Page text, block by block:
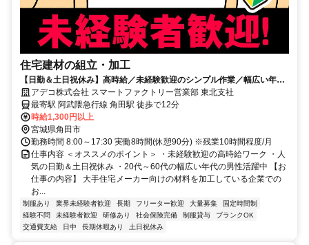
住宅建材の組立・加工
【日勤＆土日祝休み】高時給／未経験歓迎のシンプル作業／幅広い年代
の男性活躍中
アデコ株式会社 スマートファクトリー営業部 東北支社
最寄駅 阿武隈急行線 角田駅 徒歩で12分
時給1,300円以上
宮城県角田市
勤務時間 8:00～17:30 実働8時間(休憩90分) ※残業10時間程度/月
仕事内容 ＜オススメのポイント＞ ・未経験歓迎の高時給ワーク ・人
気の日勤＆土日祝休み ・20代～60代の幅広い年代の男性活躍中 【お
仕事の内容】 大手住宅メーカー向けの材料を加工している企業での
お...
制服あり 業界未経験者歓迎 長期 フリーター歓迎 大量募集
固定時間制
経験不問
未経験者歓迎 研修あり 社会保険完備 制服貸与
ブランクOK
交通費支給
日中 長期休暇あり 土日祝休み